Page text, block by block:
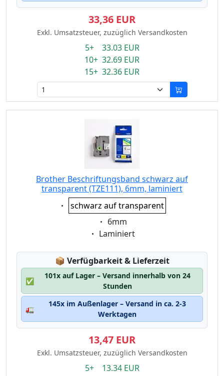
33,36 EUR
Exkl. Umsatzsteuer, zuzüglich Versandkosten
5+ 33.03 EUR
10+ 32.69 EUR
15+ 32.36 EUR
Brother Beschriftungsband schwarz auf
transparent (TZE111), 6mm, laminiert
Eigenschaft:
schwarz auf transparent
Eigenschaft:
6mm
Eigenschaft:
Laminiert
📦 Lagerstatus:
Verfügbarkeit & Lieferzeit
✅
101x auf Lager – Versand innerhalb von 24
Stunden
🚛
145x im Außenlager – Versand in ca. 2-3
Werktagen
13,47 EUR
Exkl. Umsatzsteuer, zuzüglich Versandkosten
5+ 13.34 EUR